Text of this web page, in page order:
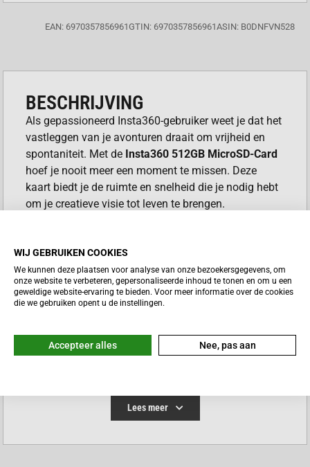
EAN: 6970357856961GTIN: 6970357856961ASIN: B0DNFVN528
BESCHRIJVING
Als gepassioneerd Insta360-gebruiker weet je dat het
vastleggen van je avonturen draait om vrijheid en
spontaniteit. Met de Insta360 512GB MicroSD-Card
hoef je nooit meer een moment te missen. Deze
kaart biedt je de ruimte en snelheid die je nodig hebt
om je creatieve visie tot leven te brengen.
X4, X3, ONE X2 en ONE X
Ace Pro 2, Ace Pro
ONE RS (Twin/4K)
ONE RS 1-Inch 360 Edition
ONE R
VOOR DE INST360 X4
De Insta360 512GB MicroSD Card is een uitstekende
Lees meer
WIJ GEBRUIKEN COOKIES
We kunnen deze plaatsen voor analyse van onze bezoekersgegevens, om
onze website te verbeteren, gepersonaliseerde inhoud te tonen en om u een
geweldige website-ervaring te bieden. Voor meer informatie over de cookies
die we gebruiken opent u de instellingen.
Accepteer alles Nee, pas aan